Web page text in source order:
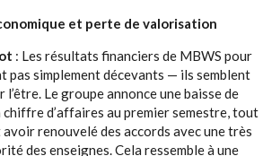
et perte de valorisation
: Les résultats financiers de MBWS pour
pas simplement décevants — ils semblent
l’être. Le groupe annonce une baisse de
chiffre d’affaires au premier semestre, tout
renouvelé des accords avec une très
des enseignes. Cela ressemble à une